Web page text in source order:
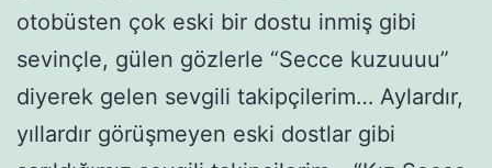
otobüsten çok eski bir dostu inmiş gibi
sevinçle, gülen gözlerle “Secce kuzuuuu”
diyerek gelen sevgili takipçilerim… Aylardır,
yıllardır görüşmeyen eski dostlar gibi